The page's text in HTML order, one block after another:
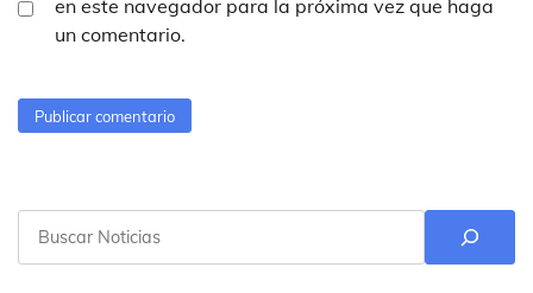
en este navegador para la próxima vez que haga
un comentario.